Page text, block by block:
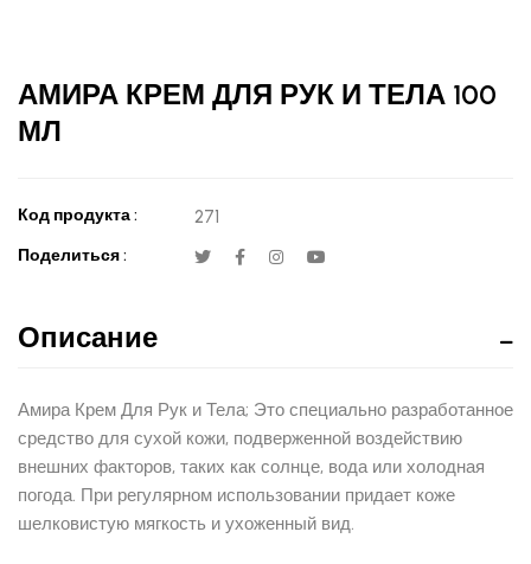
АМИРА КРЕМ ДЛЯ РУК И ТЕЛА 100
МЛ
Код продукта : 271
Поделиться :
Описание
Амира Крем Для Рук и Тела; Это специально разработанное
средство для сухой кожи, подверженной воздействию
внешних факторов, таких как солнце, вода или холодная
погода. При регулярном использовании придает коже
шелковистую мягкость и ухоженный вид.